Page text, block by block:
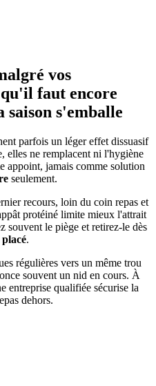
vos
faut encore
saison s'emballe
parfois un léger effet dissuasif
elles ne remplacent ni l'hygiène
appoint, jamais comme solution
seulement.
recours, loin du coin repas et
protéiné limite mieux l'attrait
souvent le piège et retirez-le dès
.
régulières vers un même trou
souvent un nid en cours. À
entreprise qualifiée sécurise la
dehors.